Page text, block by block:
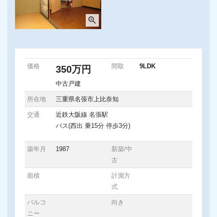
zoom_in
価格 350万円
中古戸建
間取 9LDK
所在地 三重県名張市上比奈知
交通
近鉄大阪線 名張駅
バス(西出 乗15分 停歩3分)
築年月 1987
新築/中
古
面積
計測方
式
バルコ
ニー
向き